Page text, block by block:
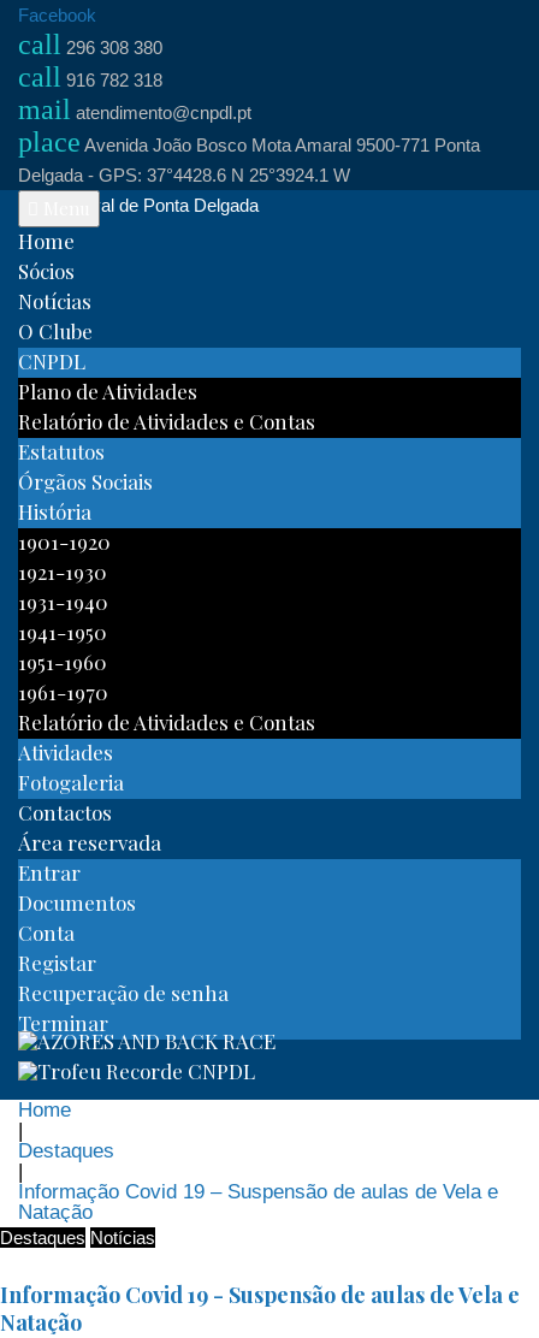
Skip
content
Facebook
call 296 308 380
call 916 782 318
mail atendimento@cnpdl.pt
place Avenida João Bosco Mota Amaral 9500-771 Ponta
Delgada - GPS: 37°4428.6 N 25°3924.1 W
Clube Naval de Ponta Delgada
Home
Sócios
Notícias
O Clube
CNPDL
Plano de Atividades
Relatório de Atividades e Contas
Estatutos
Órgãos Sociais
História
1901-1920
1921-1930
1931-1940
1941-1950
1951-1960
1961-1970
Relatório de Atividades e Contas
Atividades
Fotogaleria
Contactos
Área reservada
Entrar
Documentos
Conta
Registar
Recuperação de senha
Terminar
Home
|
Destaques
|
Informação Covid 19 – Suspensão de aulas de Vela e
Natação
Destaques Notícias
Informação Covid 19 - Suspensão de aulas de Vela e
Natação